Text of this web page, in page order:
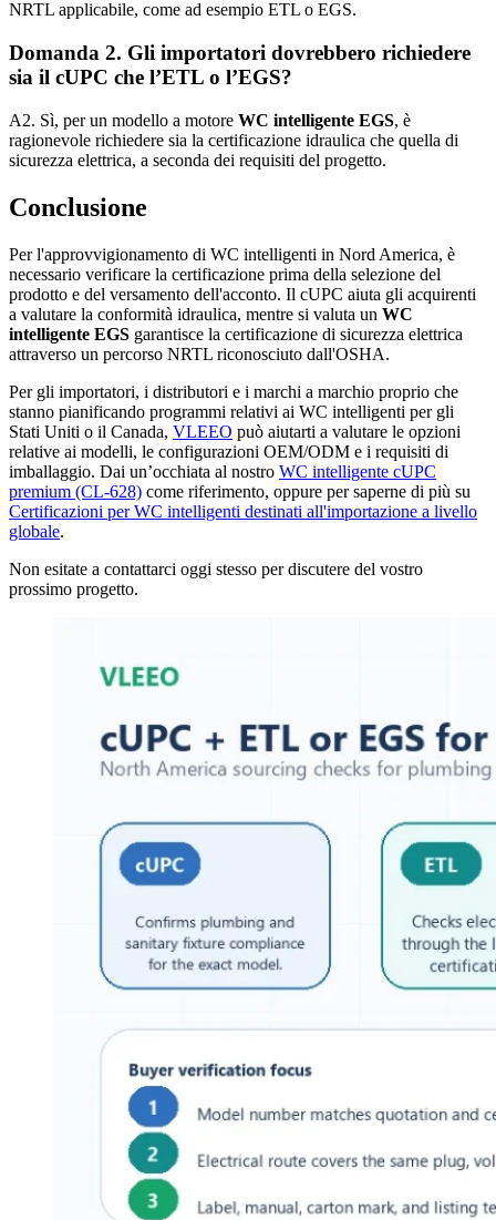
NRTL applicabile, come ad esempio ETL o EGS.
Domanda 2. Gli importatori dovrebbero richiedere
sia il cUPC che l’ETL o l’EGS?
A2. Sì, per un modello a motore WC intelligente EGS, è
ragionevole richiedere sia la certificazione idraulica che quella di
sicurezza elettrica, a seconda dei requisiti del progetto.
Conclusione
Per l'approvvigionamento di WC intelligenti in Nord America, è
necessario verificare la certificazione prima della selezione del
prodotto e del versamento dell'acconto. Il cUPC aiuta gli acquirenti
a valutare la conformità idraulica, mentre si valuta un WC
intelligente EGS garantisce la certificazione di sicurezza elettrica
attraverso un percorso NRTL riconosciuto dall'OSHA.
Per gli importatori, i distributori e i marchi a marchio proprio che
stanno pianificando programmi relativi ai WC intelligenti per gli
Stati Uniti o il Canada, VLEEO può aiutarti a valutare le opzioni
relative ai modelli, le configurazioni OEM/ODM e i requisiti di
imballaggio. Dai un’occhiata al nostro WC intelligente cUPC
premium (CL-628) come riferimento, oppure per saperne di più su
Certificazioni per WC intelligenti destinati all'importazione a livello
globale.
Non esitate a contattarci oggi stesso per discutere del vostro
prossimo progetto.